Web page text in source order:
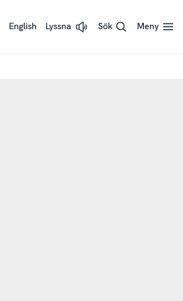
English Lyssna
Lyssna Sök Meny